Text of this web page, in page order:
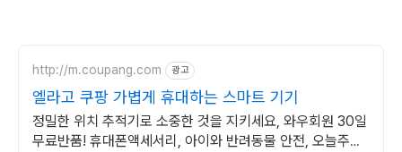
http://m.coupang.com 광고
엘라고 쿠팡 가볍게 휴대하는 스마트 기기
정밀한 위치 추적기로 소중한 것을 지키세요, 와우회원 30일
무료반품! 휴대폰액세서리, 아이와 반려동물 안전, 오늘주문